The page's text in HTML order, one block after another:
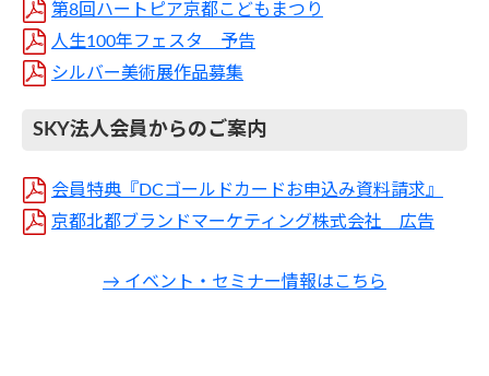
第8回ハートピア京都こどもまつり
人生100年フェスタ 予告
シルバー美術展作品募集
SKY法人会員からのご案内
会員特典『DCゴールドカードお申込み資料請求』
京都北都ブランドマーケティング株式会社 広告
→ イベント・セミナー情報はこちら